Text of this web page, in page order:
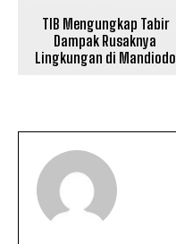
TIB Mengungkap Tabir
Dampak Rusaknya
Lingkungan di Mandiodo